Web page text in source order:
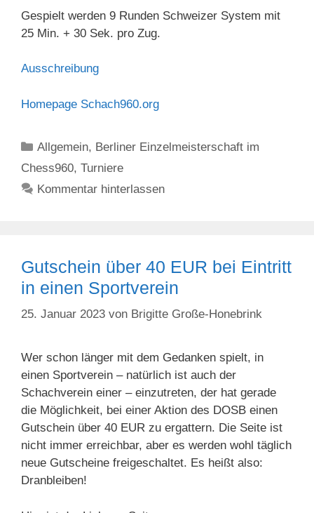
Gespielt werden 9 Runden Schweizer System mit
25 Min. + 30 Sek. pro Zug.
Ausschreibung
Homepage Schach960.org
Kategorien
Allgemein, Berliner Einzelmeisterschaft im
Chess960, Turniere
Kommentar hinterlassen
Gutschein über 40 EUR bei Eintritt
in einen Sportverein
25. Januar 2023 von Brigitte Große-Honebrink
Wer schon länger mit dem Gedanken spielt, in
einen Sportverein – natürlich ist auch der
Schachverein einer – einzutreten, der hat gerade
die Möglichkeit, bei einer Aktion des DOSB einen
Gutschein über 40 EUR zu ergattern. Die Seite ist
nicht immer erreichbar, aber es werden wohl täglich
neue Gutscheine freigeschaltet. Es heißt also:
Dranbleiben!